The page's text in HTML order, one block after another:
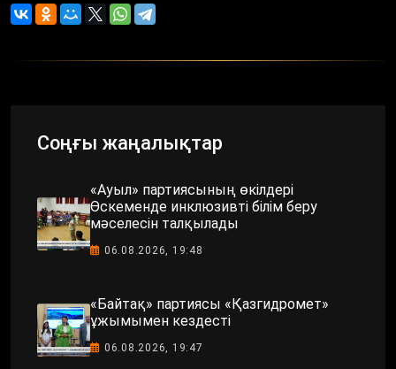
Соңғы жаңалықтар
«Ауыл» партиясының өкілдері
Өскеменде инклюзивті білім беру
мәселесін талқылады
06.08.2026, 19:48
«Байтақ» партиясы «Қазгидромет»
ұжымымен кездесті
06.08.2026, 19:47